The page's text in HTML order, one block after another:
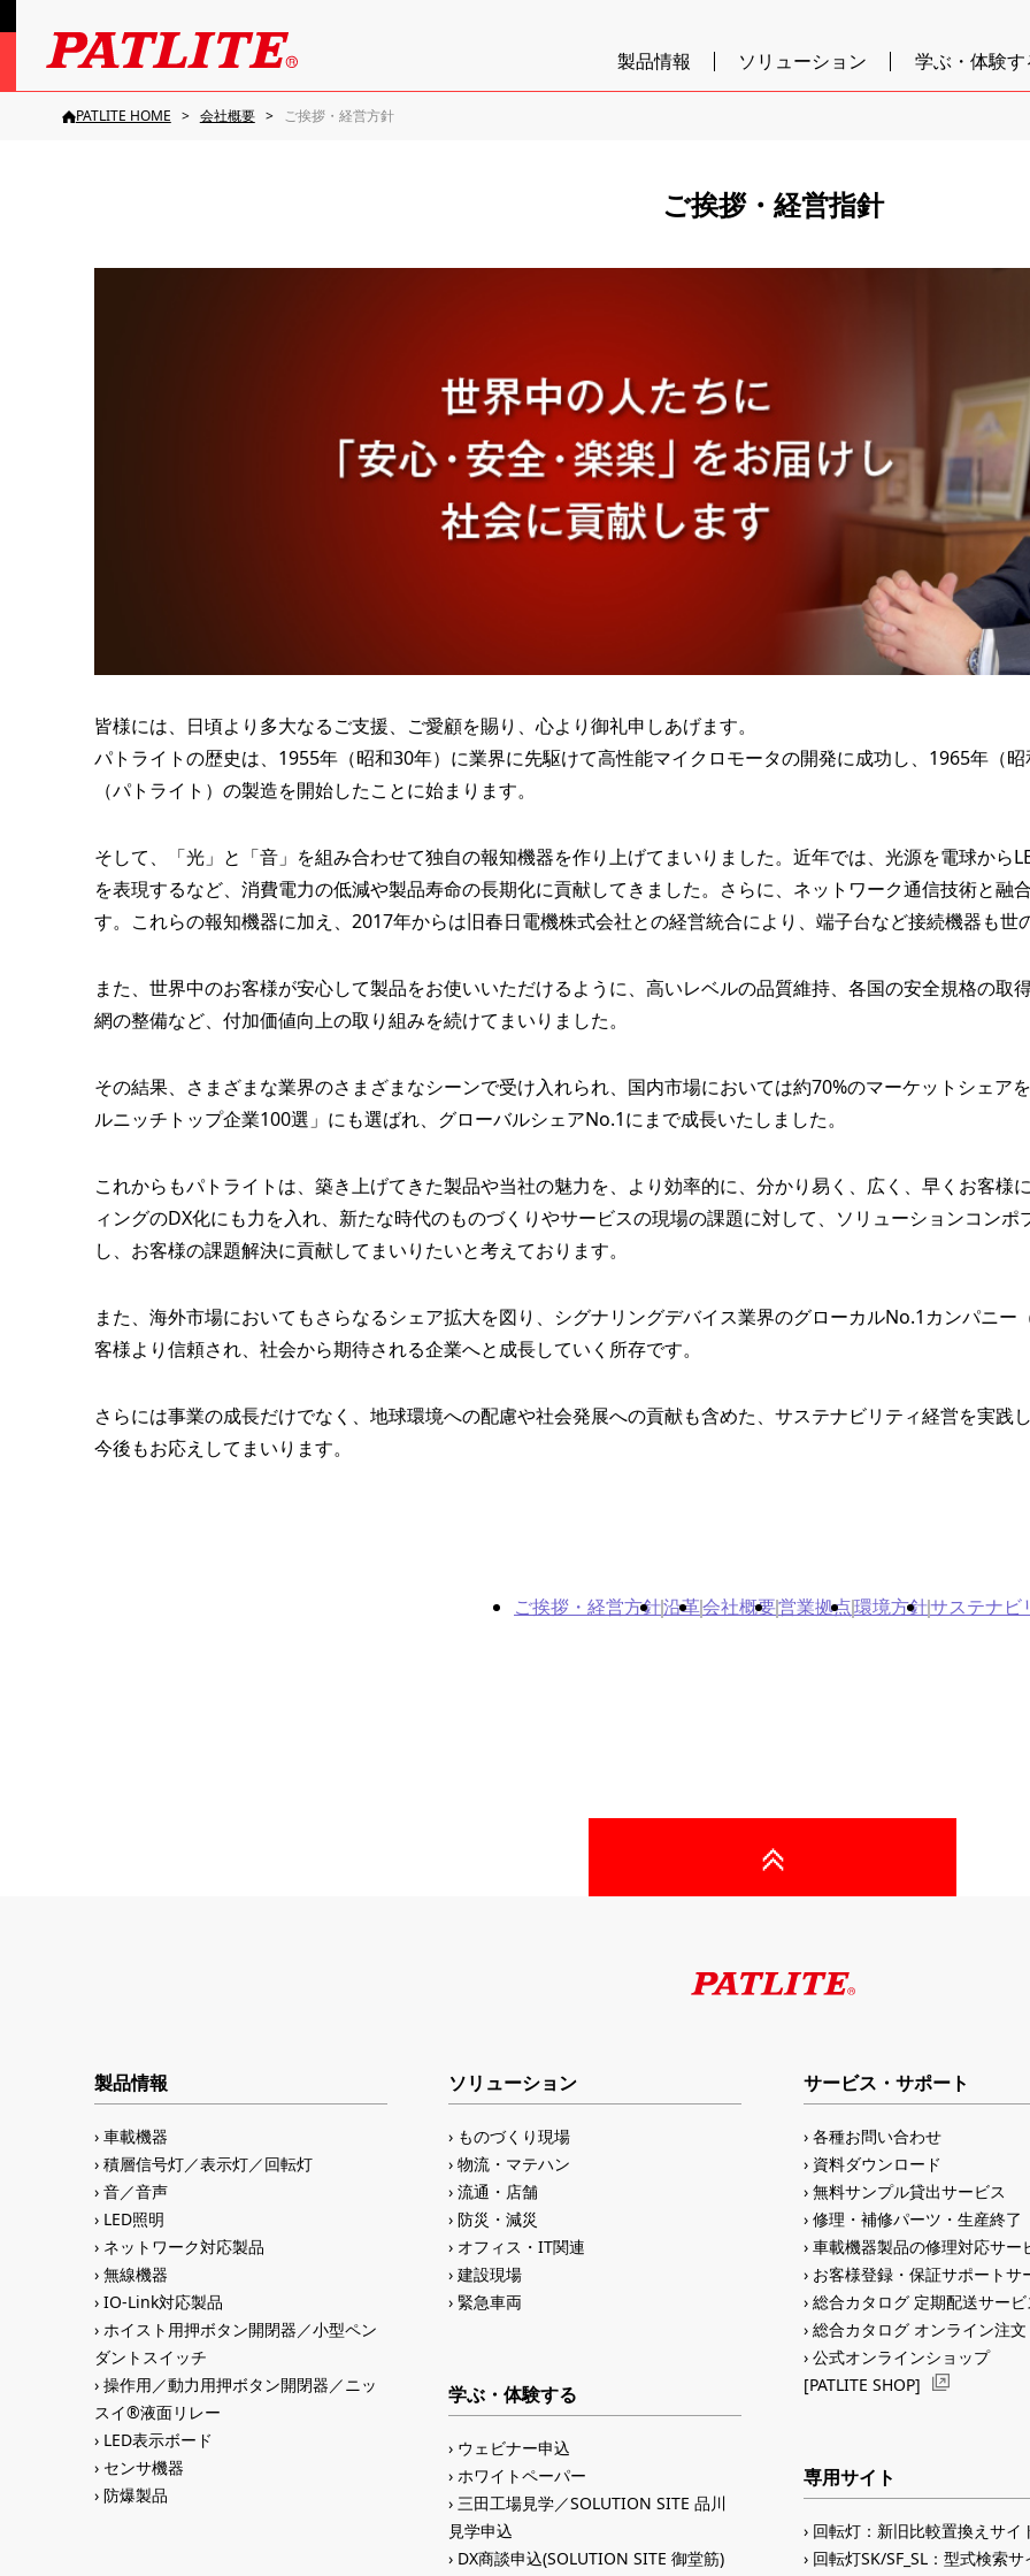
製品情報 ソリューション 学ぶ・体験す
PATLITE HOME 会社概要 ご挨拶・経営方針
ご挨拶・経営指針
皆様には、日頃より多大なるご支援、ご愛顧を賜り、心より御礼申しあげます。
パトライトの歴史は、1955年（昭和30年）に業界に先駆けて高性能マイクロモータの開発に成功し、1965年（
（パトライト）の製造を開始したことに始まります。
そして、「光」と「音」を組み合わせて独自の報知機器を作り上げてまいりました。近年では、光源を電球から
を表現するなど、消費電力の低減や製品寿命の長期化に貢献してきました。さらに、ネットワーク通信技術と融
す。これらの報知機器に加え、2017年からは旧春日電機株式会社との経営統合により、端子台など接続機器も世
また、世界中のお客様が安心して製品をお使いいただけるように、高いレベルの品質維持、各国の安全規格の取
網の整備など、付加価値向上の取り組みを続けてまいりました。
その結果、さまざまな業界のさまざまなシーンで受け入れられ、国内市場においては約70%のマーケットシェア
ルニッチトップ企業100選」にも選ばれ、グローバルシェアNo.1にまで成長いたしました。
これからもパトライトは、築き上げてきた製品や当社の魅力を、より効率的に、分かり易く、広く、早くお客様
ィングのDX化にも力を入れ、新たな時代のものづくりやサービスの現場の課題に対して、ソリューションコン
し、お客様の課題解決に貢献してまいりたいと考えております。
また、海外市場においてもさらなるシェア拡大を図り、シグナリングデバイス業界のグローカルNo.1カンパニ
客様より信頼され、社会から期待される企業へと成長していく所存です。
さらには事業の成長だけでなく、地球環境への配慮や社会発展への貢献も含めた、サステナビリティ経営を実践
今後もお応えしてまいります。
ご挨拶・経営方針沿革会社概要営業拠点環境方針サステナビ
製品情報
車載機器
積層信号灯／表示灯／回転灯
音／音声
LED照明
ネットワーク対応製品
無線機器
IO-Link対応製品
ホイスト用押ボタン開閉器／小型ペン
ダントスイッチ
操作用／動力用押ボタン開閉器／ニッ
スイ®液面リレー
LED表示ボード
センサ機器
防爆製品
ソリューション
ものづくり現場
物流・マテハン
流通・店舗
防災・減災
オフィス・IT関連
建設現場
緊急車両
学ぶ・体験する
ウェビナー申込
ホワイトペーパー
三田工場見学／SOLUTION SITE 品川
見学申込
DX商談申込(SOLUTION SITE 御堂筋)
サービス・サポート
各種お問い合わせ
資料ダウンロード
無料サンプル貸出サービス
修理・補修パーツ・生産終了
車載機器製品の修理対応サー
お客様登録・保証サポートサ
総合カタログ 定期配送サー
総合カタログ オンライン注文
公式オンラインショップ
[PATLITE SHOP]
専用サイト
回転灯：新旧比較置換えサイ
回転灯SK/SF_SL：型式検索サ